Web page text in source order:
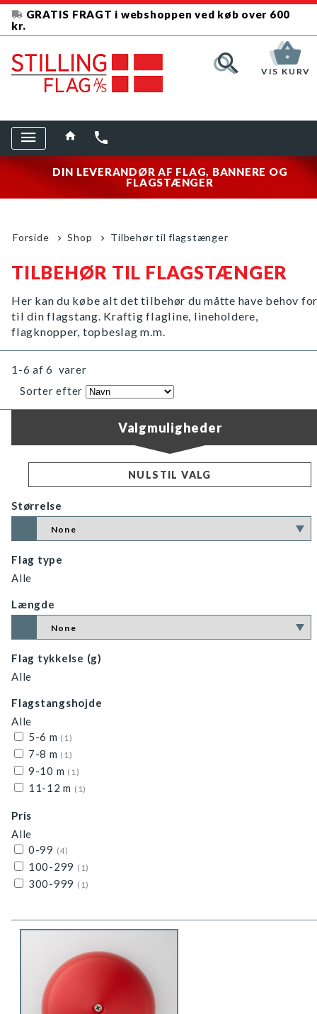
GRATIS FRAGT i webshoppen ved køb over 600
kr.
VIS KURV
DIN LEVERANDØR AF FLAG, BANNERE OG
FLAGSTÆNGER
Forside Shop Tilbehør til flagstænger
TILBEHØR TIL FLAGSTÆNGER
Her kan du købe alt det tilbehør du måtte have behov for
til din flagstang. Kraftig flagline, lineholdere,
flagknopper, topbeslag m.m.
1-6 af6 varer
Sorter efter
Valgmuligheder
NULSTIL VALG
Størrelse
Flag type
Alle
Længde
Flag tykkelse (g)
Alle
Flagstangshojde
Alle
5-6 m (1)
7-8 m (1)
9-10 m (1)
11-12 m (1)
Pris
Alle
0-99 (4)
100-299 (1)
300-999 (1)